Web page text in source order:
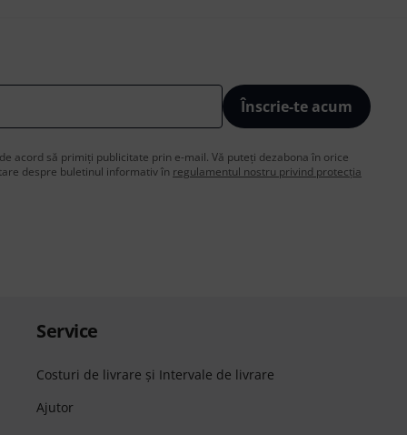
Înscrie-te acum
acord să primiți publicitate prin e-mail. Vă puteți dezabona în orice
despre buletinul informativ în regulamentul nostru privind protecția
Service
Costuri de livrare şi Intervale de livrare
Ajutor